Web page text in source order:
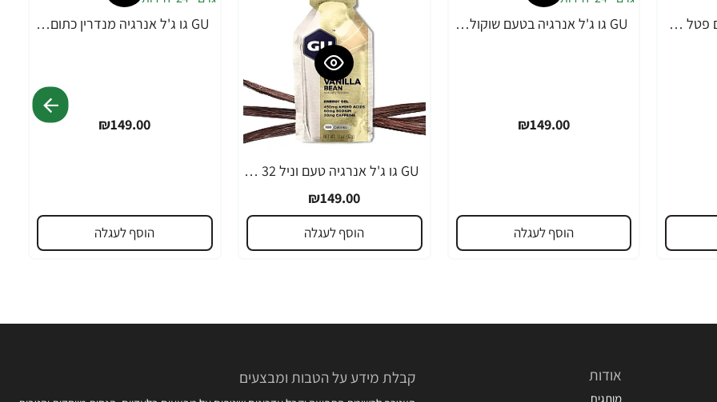
GU גו ג'ל אנרגיה בטעם פטל שחור 32 גרם - 24 יחידות GU גו ג'ל אנרגיה בטעם שוקולד 32 גרם - 24 יחידות
₪149.00
הוסף לעגלה
GU גו ג'ל אנרגיה טעם וניל 32 גרם - 24 יחידות
₪149.00
הוסף לעגלה
GU גו ג'ל אנרגיה מנדרין כתום 32 גרם - 24 יחידות
₪149.00
הוסף לעגלה
אודות
מותגים
קבלת מידע על הטבות ומבצעים